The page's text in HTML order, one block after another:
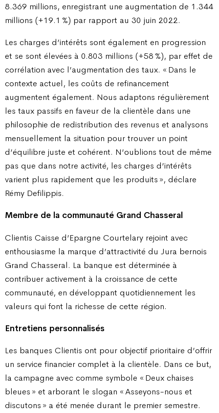
8.369 millions, enregistrant une augmentation de 1.344
millions (+19.1 %) par rapport au 30 juin 2022.
Les charges d’intérêts sont également en progression
et se sont élevées à 0.803 millions (+58 %), par effet de
corrélation avec l’augmentation des taux. « Dans le
contexte actuel, les coûts de refinancement
augmentent également. Nous adaptons régulièrement
les taux passifs en faveur de la clientèle dans une
philosophie de redistribution des revenus et analysons
mensuellement la situation pour trouver un point
d’équilibre juste et cohérent. N’oublions tout de même
pas que dans notre activité, les charges d’intérêts
varient plus rapidement que les produits », déclare
Rémy Defilippis.
Membre de la communauté Grand Chasseral
Clientis Caisse d’Epargne Courtelary rejoint avec
enthousiasme la marque d’attractivité du Jura bernois
Grand Chasseral. La banque est déterminée à
contribuer activement à la croissance de cette
communauté, en développant quotidiennement les
valeurs qui font la richesse de cette région.
Entretiens personnalisés
Les banques Clientis ont pour objectif prioritaire d’offrir
un service financier complet à la clientèle. Dans ce but,
la campagne avec comme symbole « Deux chaises
bleues » et arborant le slogan « Asseyons-nous et
discutons » a été menée durant le premier semestre.